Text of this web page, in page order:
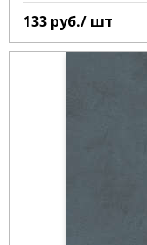
133 руб./ шт